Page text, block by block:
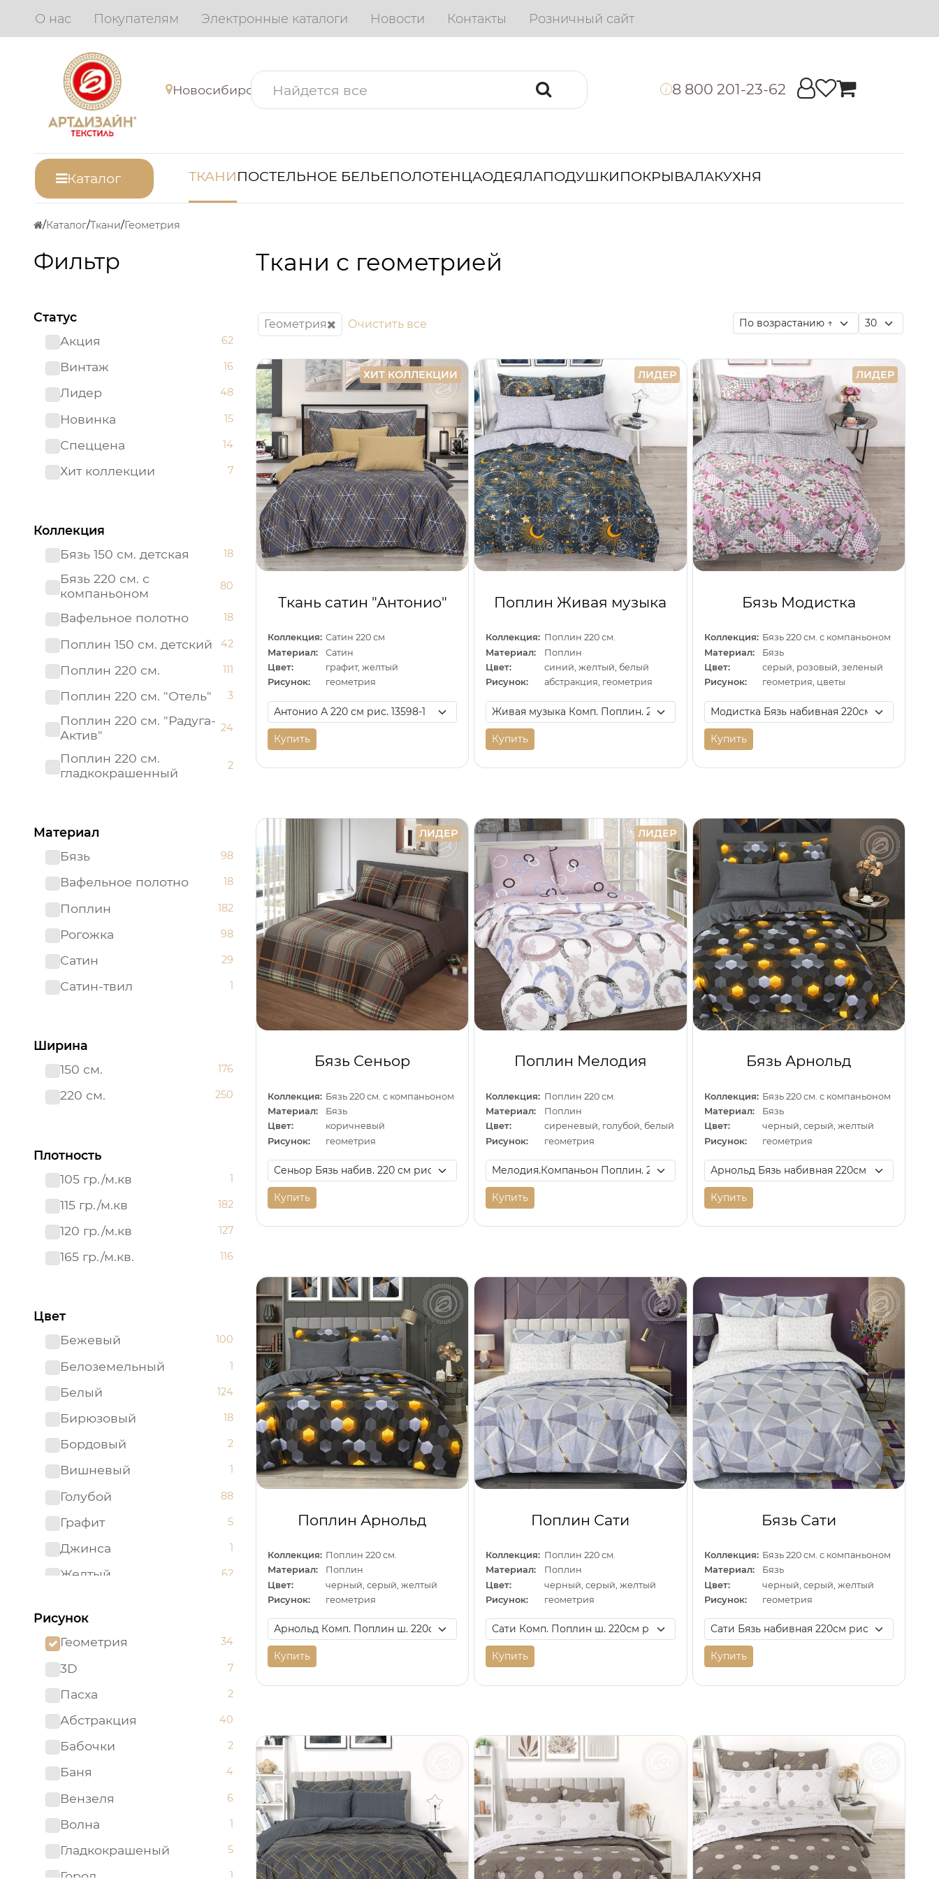
О нас Покупателям Электронные каталоги Новости Контакты Розничный сайт
Новосибирск i 8 800 201-23-62
Каталог ТКАНИПОСТЕЛЬНОЕ БЕЛЬЕПОЛОТЕНЦАОДЕЯЛАПОДУШКИПОКРЫВАЛАКУХНЯ
Каталог Ткани Геометрия
Фильтр
Статус
Акция
62
Винтаж 16
Лидер 48
Новинка 15
Спеццена 14
Хит коллекции 7
Коллекция
Бязь 150 см. детская
18
Бязь 220 см. с
компаньоном
80
Вафельное полотно 18
Поплин 150 см. детский 42
Поплин 220 см. 111
Поплин 220 см. "Отель" 3
Поплин 220 см. "Радуга-
Актив"
24
Поплин 220 см.
гладкокрашенный
2
Рогожка 150 см.
Сатин 220 см 19
Сатин 220 см.
гладкокрашенный
9
Сатин-твил 220 см 1
Материал
Бязь
98
Вафельное полотно 18
Поплин 182
Рогожка 98
Сатин 29
Сатин-твил 1
Ширина
150 см.
176
220 см. 250
Плотность
105 гр./м.кв
1
115 гр./м.кв 182
120 гр./м.кв 127
165 гр./м.кв. 116
Цвет
Бежевый
100
Белоземельный 1
Белый 124
Бирюзовый 18
Бордовый 2
Вишневый 1
Голубой 88
Графит 5
Джинса 1
Желтый 62
Золотистый
Золотой
Изумрудный
Капучино
Коричневый
Красный
Ментоловый
Мятный
Оливковый
Оранжевый
Рисунок
Геометрия
34
3D 7
Пасха 2
Абстракция 40
Бабочки 2
Баня 4
Вензеля 6
Волна 1
Гладкокрашеный 5
Город 1
Ткани с геометрией
Геометрия Очистить все
ХИТ КОЛЛЕКЦИИ
Ткань сатин "Антонио"
Коллекция: Сатин 220 см
Материал:
Сатин
Цвет:
графит, желтый
Рисунок:
геометрия
Купить
ЛИДЕР
Поплин Живая музыка
Коллекция: Поплин 220 см.
Материал:
Поплин
Цвет:
синий, желтый, белый
Рисунок:
абстракция, геометрия
Купить
ЛИДЕР
Бязь Модистка
Коллекция: Бязь 220 см. с компаньоном
Материал:
Бязь
Цвет:
серый, розовый, зеленый
Рисунок:
геометрия, цветы
Купить
ЛИДЕР
Бязь Сеньор
Коллекция: Бязь 220 см. с компаньоном
Материал:
Бязь
Цвет:
коричневый
Рисунок:
геометрия
Купить
ЛИДЕР
Поплин Мелодия
Коллекция: Поплин 220 см.
Материал:
Поплин
Цвет:
сиреневый, голубой, белый
Рисунок:
геометрия
Купить
Бязь Арнольд
Коллекция: Бязь 220 см. с компаньоном
Материал:
Бязь
Цвет:
черный, серый, желтый
Рисунок:
геометрия
Купить
Поплин Арнольд
Коллекция: Поплин 220 см.
Материал:
Поплин
Цвет:
черный, серый, желтый
Рисунок:
геометрия
Купить
Поплин Сати
Коллекция: Поплин 220 см.
Материал:
Поплин
Цвет:
черный, серый, желтый
Рисунок:
геометрия
Купить
Бязь Сати
Коллекция: Бязь 220 см. с компаньоном
Материал:
Бязь
Цвет:
черный, серый, желтый
Рисунок:
геометрия
Купить